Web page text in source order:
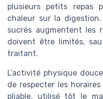
plusieurs petits repas
chaleur sur la
sucrés augmentent les
doivent être limités,
traitant.
L’activité physique
de respecter les
pliable, utilisé tôt le